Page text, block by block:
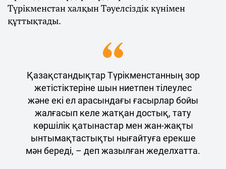
Түрікменстан халқын Тәуелсіздік күнімен
құттықтады.
Қазақстандықтар Түрікменстанның зор
жетістіктеріне шын ниетпен тілеулес
және екі ел арасындағы ғасырлар бойы
жалғасып келе жатқан достық, тату
көршілік қатынастар мен жан-жақты
ынтымақтастықты нығайтуға ерекше
мән береді, – деп жазылған жеделхатта.